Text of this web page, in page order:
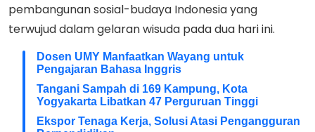
pembangunan sosial-budaya Indonesia yang
terwujud dalam gelaran wisuda pada dua hari ini.
Dosen UMY Manfaatkan Wayang untuk
Pengajaran Bahasa Inggris
Tangani Sampah di 169 Kampung, Kota
Yogyakarta Libatkan 47 Perguruan Tinggi
Ekspor Tenaga Kerja, Solusi Atasi Pengangguran